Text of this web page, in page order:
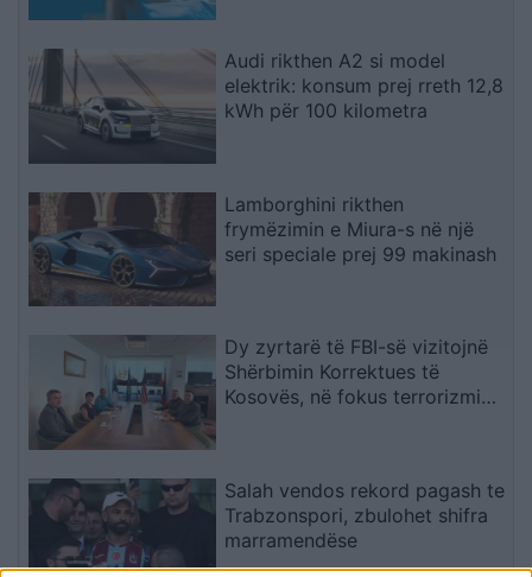
Audi rikthen A2 si model
elektrik: konsum prej rreth 12,8
kWh për 100 kilometra
Lamborghini rikthen
frymëzimin e Miura-s në një
seri speciale prej 99 makinash
Dy zyrtarë të FBI-së vizitojnë
Shërbimin Korrektues të
Kosovës, në fokus terrorizmi
Salah vendos rekord pagash te
Trabzonspori, zbulohet shifra
marramendëse